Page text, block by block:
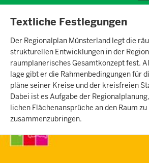
INHALTSSEITE
Textliche Festlegungen
Der Regionalplan Münsterland legt die
strukturellen Entwicklungen in der
raumplanerisches Gesamt­konzept fest.
lage gibt er die Rahmen­bedin­gungen für
pläne seiner Kreise und der kreis­freien
Dabei ist es Aufgabe der
lichen Flächen­ansprüche an den Raum
zusammen­zubringen.